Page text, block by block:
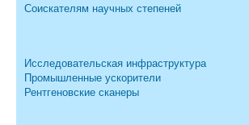
Соискателям научных степеней
Исследовательская инфраструктура
Промышленные ускорители
Рентгеновские сканеры